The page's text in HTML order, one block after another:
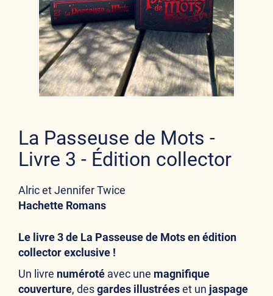
La Passeuse de Mots -
Livre 3 - Édition collector
Alric et Jennifer Twice
Hachette Romans
Le livre 3 de La Passeuse de Mots en édition
collector exclusive !
Un livre numéroté avec une magnifique
couverture, desgardes illustréeset un jaspage